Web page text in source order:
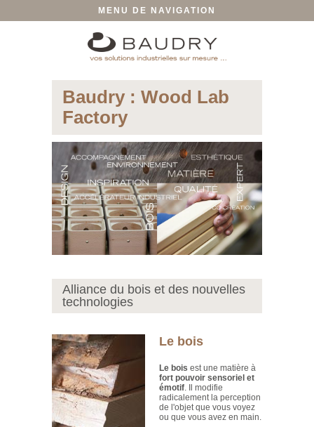
MENU DE NAVIGATION
Baudry : Wood Lab
Factory
Alliance du bois et des nouvelles
technologies
Le bois
Le bois est une matière à
fort pouvoir sensoriel et
émotif. Il modifie
radicalement la perception
de l'objet que vous voyez
ou que vous avez en main.